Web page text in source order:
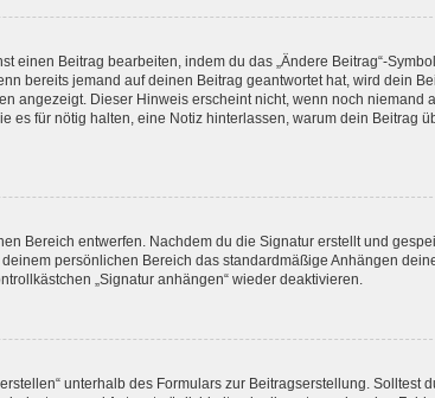
einen Beitrag bearbeiten, indem du das „Ändere Beitrag“-
bereits jemand auf deinen Beitrag geantwortet hat, wird dein
angezeigt. Dieser Hinweis erscheint nicht, wenn noch niemand
es für nötig halten, eine Notiz hinterlassen, warum dein Beitrag
Bereich entwerfen. Nachdem du die Signatur erstellt und
persönlichen Bereich das standardmäßige Anhängen
„Signatur anhängen“ wieder deaktivieren.
unterhalb des Formulars zur Beitragserstellung. Solltest